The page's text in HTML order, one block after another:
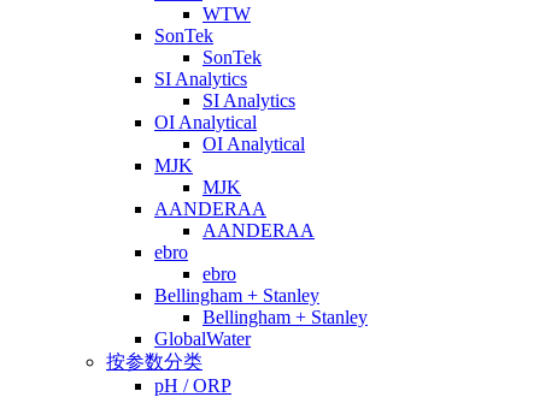
WTW
SonTek
SonTek
SI Analytics
SI Analytics
OI Analytical
OI Analytical
MJK
MJK
AANDERAA
AANDERAA
ebro
ebro
Bellingham + Stanley
Bellingham + Stanley
GlobalWater
按参数分类
pH / ORP